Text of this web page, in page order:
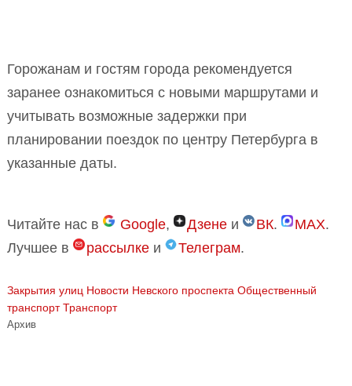
Горожанам и гостям города рекомендуется
заранее ознакомиться с новыми маршрутами и
учитывать возможные задержки при
планировании поездок по центру Петербурга в
указанные даты.
Читайте нас в Google, Дзене и ВК. MAX.
Лучшее в
рассылке и Телеграм.
Закрытия улиц Новости Невского проспекта Общественный
транспорт Транспорт
Архив